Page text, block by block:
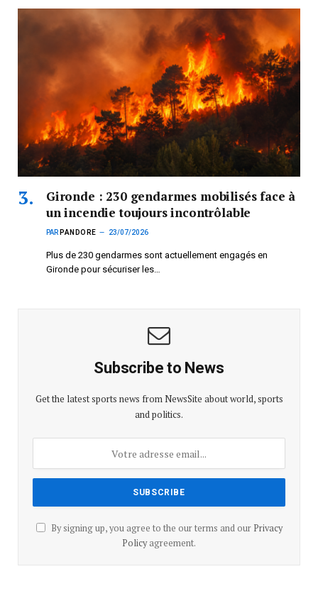
Gironde : 230 gendarmes mobilisés face à
un incendie toujours incontrôlable
PAR PANDORE 23/07/2026
Plus de 230 gendarmes sont actuellement engagés en
Gironde pour sécuriser les…
Subscribe to News
Get the latest sports news from NewsSite about world, sports
and politics.
By signing up, you agree to the our terms and our Privacy
Policyagreement.